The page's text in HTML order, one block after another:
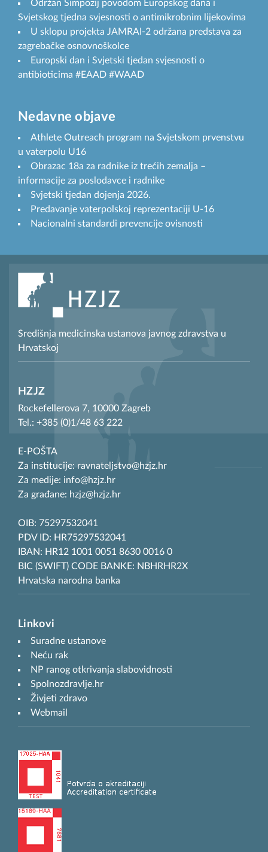
Održan Simpozij povodom Europskog dana i
Svjetskog tjedna svjesnosti o antimikrobnim lijekovima
U sklopu projekta JAMRAI-2 održana predstava za
zagrebačke osnovnoškolce
Europski dan i Svjetski tjedan svjesnosti o
antibioticima #EAAD #WAAD
Nedavne objave
Athlete Outreach program na Svjetskom prvenstvu
u vaterpolu U16
Obrazac 18a za radnike iz trećih zemalja –
informacije za poslodavce i radnike
Svjetski tjedan dojenja 2026.
Predavanje vaterpolskoj reprezentaciji U-16
Nacionalni standardi prevencije ovisnosti
Središnja medicinska ustanova javnog zdravstva u
Hrvatskoj
HZJZ
Rockefellerova 7, 10000 Zagreb
Tel.: +385 (0)1/48 63 222
E-POŠTA
Za institucije: ravnateljstvo@hzjz.hr
Za medije: info@hzjz.hr
Za građane: hzjz@hzjz.hr
OIB: 75297532041
PDV ID: HR75297532041
IBAN: HR12 1001 0051 8630 0016 0
BIC (SWIFT) CODE BANKE: NBHRHR2X
Hrvatska narodna banka
Linkovi
Suradne ustanove
Neću rak
NP ranog otkrivanja slabovidnosti
Spolnozdravlje.hr
Živjeti zdravo
Webmail